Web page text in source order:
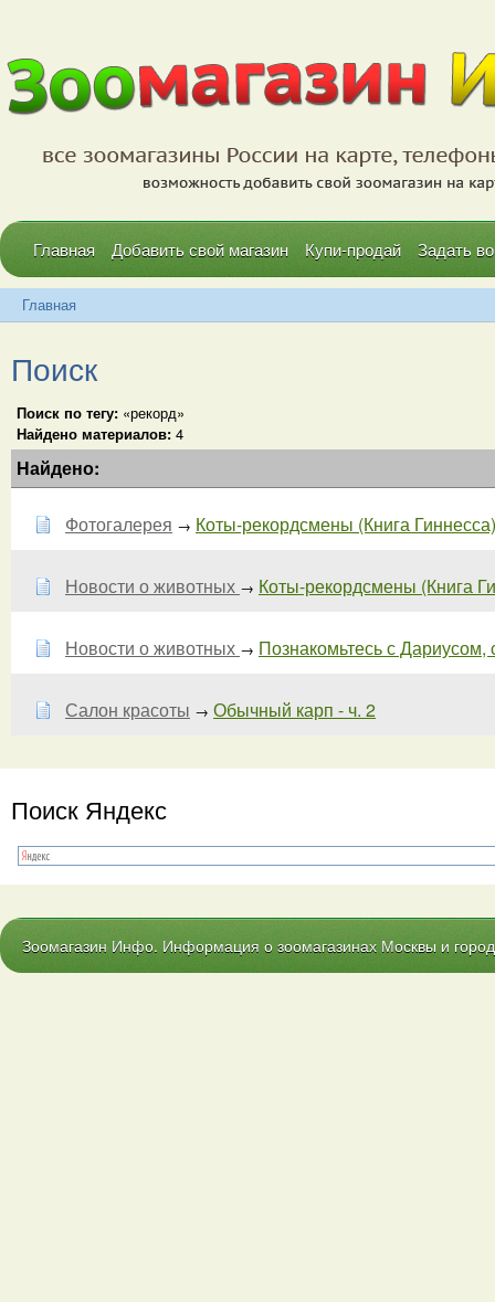
Главная Добавить свой магазин Купи-продай Задать
Главная
Поиск
Поиск по тегу: «рекорд»
Найдено материалов: 4
Найдено:
Фотогалерея → Коты-рекордсмены (Книга
Новости о животных → Коты-рекордсмены (Книга
Новости о животных → Познакомьтесь с
Салон красоты → Обычный карп - ч. 2
Поиск Яндекс
Зоомагазин Инфо. Информация о зоомагазинах Москвы и